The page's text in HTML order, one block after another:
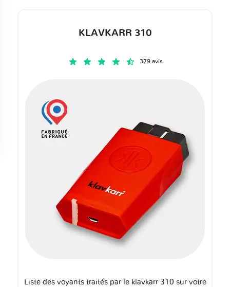
KLAVKARR 310
379 avis
Liste des voyants traités par le klavkarr 310 sur votre